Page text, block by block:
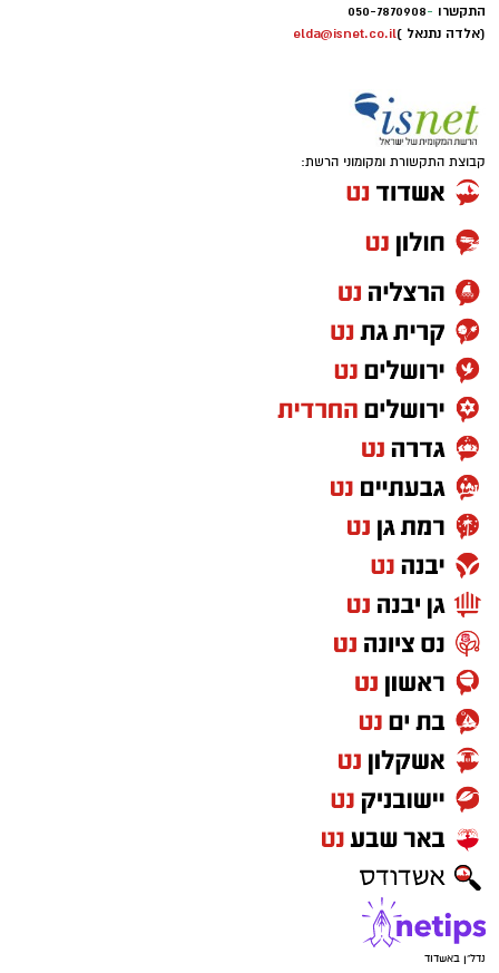
התקשרו -
050-7870908
(אלדה נתנאל )elda@isnet.co.il
קבוצת התקשורת ומקומוני הרשת:
נדל"ן באשדוד